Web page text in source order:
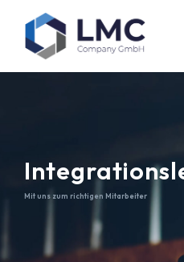
Mit uns zum richtigen Mitarbeiter